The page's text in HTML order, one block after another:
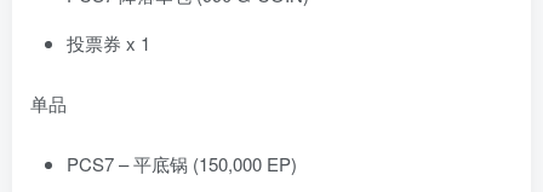
投票券 x 1
单品
PCS7 – 平底锅 (150,000 EP)